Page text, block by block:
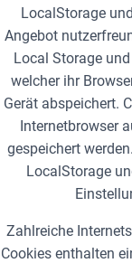
LocalStorage
Angebot
Local Storage
welcher ihr
Gerät abspeichert.
Internetbrowser
gespeichert
LocalStorage
Zahlreiche
Cookies enthalten